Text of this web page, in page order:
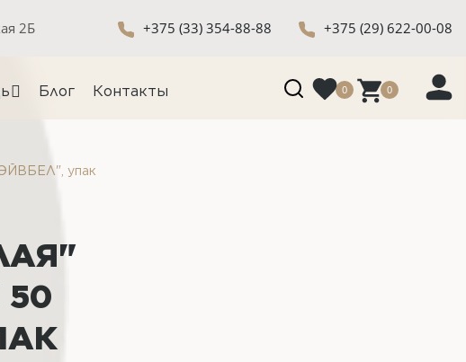
2Б +375 (33) 354-88-88 +375 (29) 622-00-08
Блог Контакты 0 0
упак